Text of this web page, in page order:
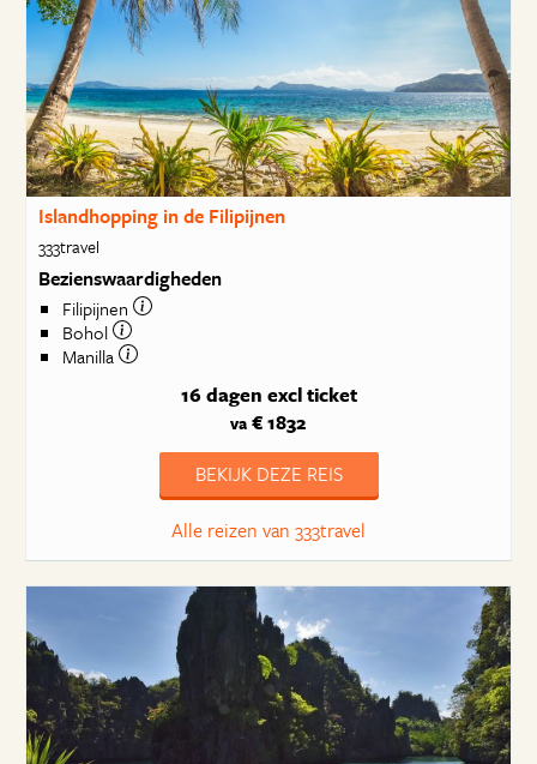
Islandhopping in de Filipijnen
333travel
Bezienswaardigheden
Filipijnen
Bohol
Manilla
16 dagen excl ticket
va € 1832
BEKIJK DEZE REIS
Alle reizen van 333travel